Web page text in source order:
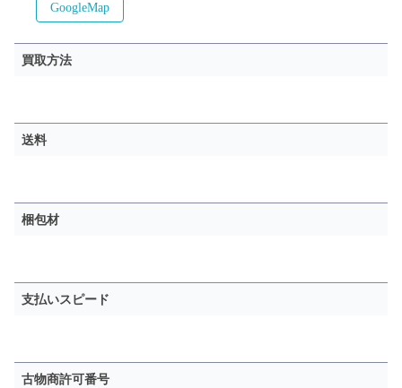
GoogleMap
買取方法
送料
梱包材
支払いスピード
古物商許可番号